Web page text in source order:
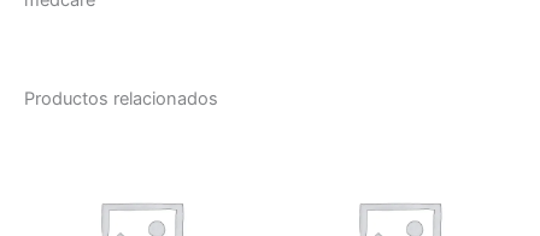
Productos relacionados